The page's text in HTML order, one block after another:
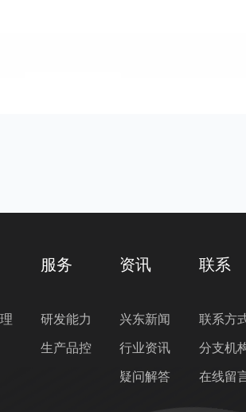
服务
研发能力
生产品控
资讯
兴东新闻
行业资讯
疑问解答
联系
联系方
分支机
在线留